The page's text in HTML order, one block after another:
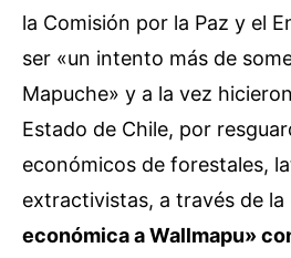
la Comisión por la Paz y el
ser «un intento más de
Mapuche» y a la vez hicieron
Estado de Chile, por
económicos de forestales,
extractivistas, a través de la
económica a Wallmapu»